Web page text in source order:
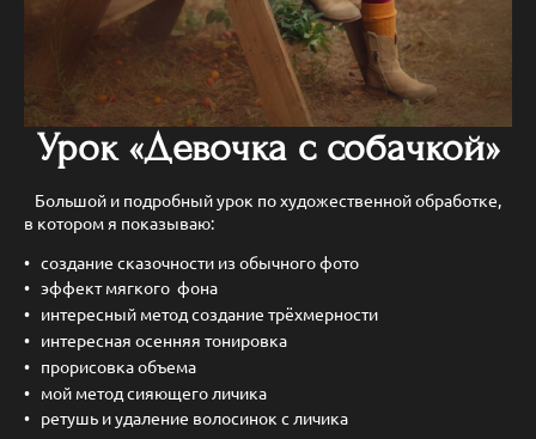
Урок «Девочка с собачкой»
Большой и подробный урок по художественной обработке,
в котором я показываю:
создание сказочности из обычного фото
эффект мягкого фона
интересный метод создание трёхмерности
интересная осенняя тонировка
прорисовка объема
мой метод сияющего личика
ретушь и удаление волосинок с личика